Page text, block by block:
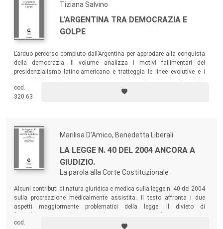
Tiziana Salvino
L'ARGENTINA TRA DEMOCRAZIA E
GOLPE
L’arduo percorso compiuto dall’Argentina per approdare alla conquista
della democrazia. Il volume analizza i motivi fallimentari del
presidenzialismo latino-americano e tratteggia le linee evolutive e i
recenti forme di governo presidenziale.
cod.
320.63
Marilisa D'Amico, Benedetta Liberali
LA LEGGE N. 40 DEL 2004 ANCORA A
GIUDIZIO.
La parola alla Corte Costituzionale
Alcuni contributi di natura giuridica e medica sulla legge n. 40 del 2004
sulla procreazione medicalmente assistita. Il testo affronta i due
aspetti maggiormente problematici della legge: il divieto di
diagnosi genetica preimpianto.
cod.